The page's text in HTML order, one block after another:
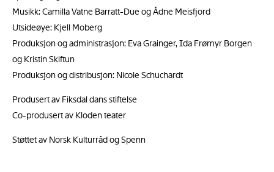
Musikk: Camilla Vatne Barratt-Due og Ådne Meisfjord
Utsideøye: Kjell Moberg
Produksjon og administrasjon: Eva Grainger, Ida Frømyr Borgen
og Kristin Skiftun
Produksjon og distribusjon: Nicole Schuchardt
Produsert av Fiksdal dans stiftelse
Co-produsert av Kloden teater
Støttet av Norsk Kulturråd og Spenn